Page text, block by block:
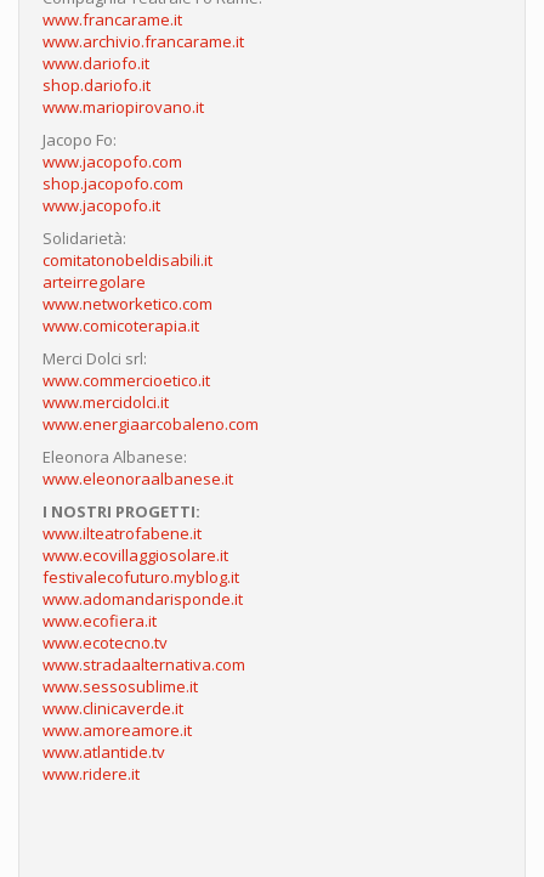
www.francarame.it
www.archivio.francarame.it
www.dariofo.it
shop.dariofo.it
www.mariopirovano.it
Jacopo Fo:
www.jacopofo.com
shop.jacopofo.com
www.jacopofo.it
Solidarietà:
comitatonobeldisabili.it
arteirregolare
www.networketico.com
www.comicoterapia.it
Merci Dolci srl:
www.commercioetico.it
www.mercidolci.it
www.energiaarcobaleno.com
Eleonora Albanese:
www.eleonoraalbanese.it
I NOSTRI PROGETTI:
www.ilteatrofabene.it
www.ecovillaggiosolare.it
festivalecofuturo.myblog.it
www.adomandarisponde.it
www.ecofiera.it
www.ecotecno.tv
www.stradaalternativa.com
www.sessosublime.it
www.clinicaverde.it
www.amoreamore.it
www.atlantide.tv
www.ridere.it